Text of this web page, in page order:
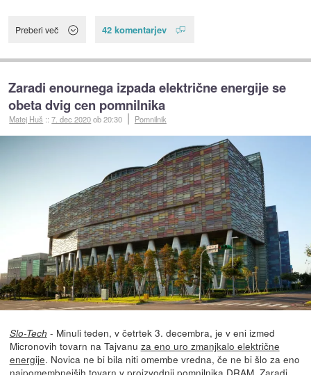
Preberi več 42 komentarjev
Zaradi enournega izpada električne energije se
obeta dvig cen pomnilnika
Matej Huš ::7. dec 2020ob 20:30 Pomnilnik
Slo-Tech - Minuli teden, v četrtek 3. decembra, je v eni izmed
Micronovih tovarn na Tajvanu za eno uro zmanjkalo električne
energije. Novica ne bi bila niti omembe vredna, če ne bi šlo za eno